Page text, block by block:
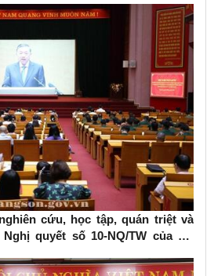
cứu, học tập, quán triệt và
quyết số 10-NQ/TW của Bộ